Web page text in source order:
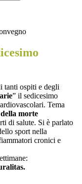
tanti ospiti e degli
” il sedicesimo
Tema
morte
di salute. Si è parlato
sport nella
cronici e